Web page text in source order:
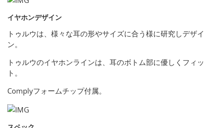
イヤホンデザイン
トゥルウは、様々な耳の形やサイズに合う様に研究しデザイ
ン。
トゥルウのイヤホンラインは、耳のボトム部に優しくフィッ
ト。
Complyフォームチップ付属。